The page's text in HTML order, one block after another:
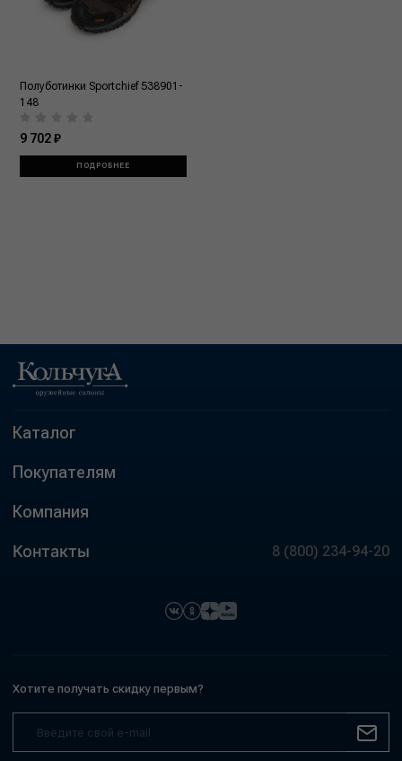
Полуботинки Sportchief 538901-
148
9 702 ₽
ПОДРОБНЕЕ
Каталог
Покупателям
Компания
Контакты 8 (800) 234-94-20
Хотите получать скидку первым?